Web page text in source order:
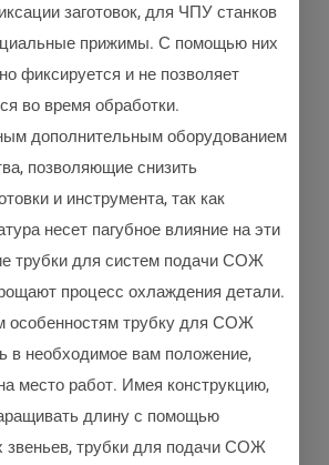
заготовок, для ЧПУ станков
прижимы. С помощью них
фиксируется и не позволяет
во время обработки.
дополнительным оборудованием
позволяющие снизить
и инструмента, так как
несет пагубное влияние на эти
трубки для систем подачи СОЖ
процесс охлаждения детали.
особенностям трубку для СОЖ
в необходимое вам положение,
место работ. Имея конструкцию,
длину с помощью
звеньев, трубки для подачи СОЖ